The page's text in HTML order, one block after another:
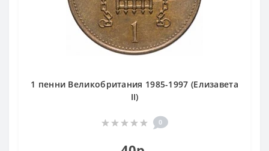
1 пенни Великобритания 1985-1997 (Елизавета
II)
0